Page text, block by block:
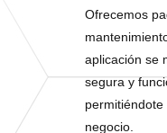
Ofrecemos
aplicación se
segura y
negocio.